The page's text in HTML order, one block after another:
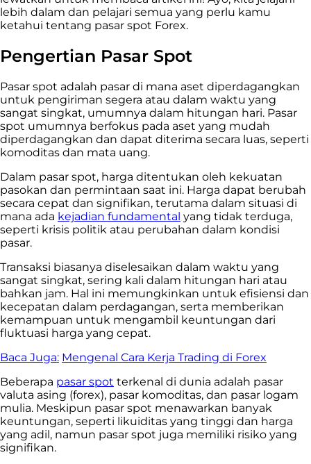
lebih dalam dan pelajari semua yang perlu kamu
ketahui tentang pasar spot Forex.
Pengertian Pasar Spot
Pasar spot adalah pasar di mana aset diperdagangkan
untuk pengiriman segera atau dalam waktu yang
sangat singkat, umumnya dalam hitungan hari. Pasar
spot umumnya berfokus pada aset yang mudah
diperdagangkan dan dapat diterima secara luas, seperti
komoditas dan mata uang.
Dalam pasar spot, harga ditentukan oleh kekuatan
pasokan dan permintaan saat ini. Harga dapat berubah
secara cepat dan signifikan, terutama dalam situasi di
mana ada kejadian fundamental yang tidak terduga,
seperti krisis politik atau perubahan dalam kondisi
pasar.
Transaksi biasanya diselesaikan dalam waktu yang
sangat singkat, sering kali dalam hitungan hari atau
bahkan jam. Hal ini memungkinkan untuk efisiensi dan
kecepatan dalam perdagangan, serta memberikan
kemampuan untuk mengambil keuntungan dari
fluktuasi harga yang cepat.
Baca Juga: Mengenal Cara Kerja Trading di Forex
Beberapa pasar spot terkenal di dunia adalah pasar
valuta asing (forex), pasar komoditas, dan pasar logam
mulia. Meskipun pasar spot menawarkan banyak
keuntungan, seperti likuiditas yang tinggi dan harga
yang adil, namun pasar spot juga memiliki risiko yang
signifikan.